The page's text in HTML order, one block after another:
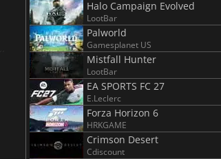
Halo Campaign Evolved
LootBar
Palworld
Gamesplanet US
Mistfall Hunter
LootBar
EA SPORTS FC 27
E.Leclerc
Forza Horizon 6
HRKGAME
Crimson Desert
Cdiscount